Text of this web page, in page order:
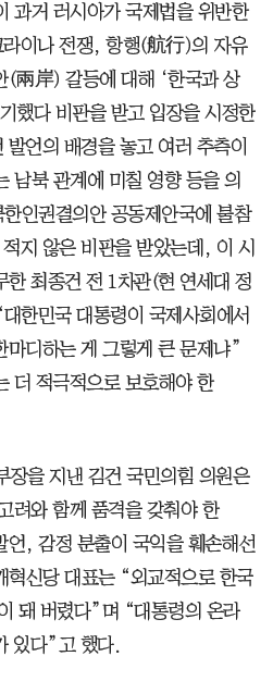
과거 러시아가 국제법을 위반한
라이나 전쟁, 항행(航行)의 자유
(兩岸) 갈등에 대해 ‘한국과 상
했다 비판을 받고 입장을 시정한
언의 배경을 놓고 여러 추측이
남북 관계에 미칠 영향 등을 의
인권결의안 공동제안국에 불참
지 않은 비판을 받았는데, 이 시
한 최종건 전 1차관(현 연세대 정
한민국 대통령이 국제사회에서
마디하는 게 그렇게 큰 문제냐”
더 적극적으로 보호해야 한
장을 지낸 김건 국민의힘 의원은
려와 함께 품격을 갖춰야 한
, 감정 분출이 국익을 훼손해선
신당 대표는 “외교적으로 한국
돼 버렸다”며 “대통령의 온라
있다”고 했다.